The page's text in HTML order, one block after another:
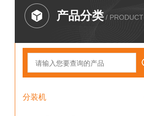
产品分类 / PRODUCT
分装机